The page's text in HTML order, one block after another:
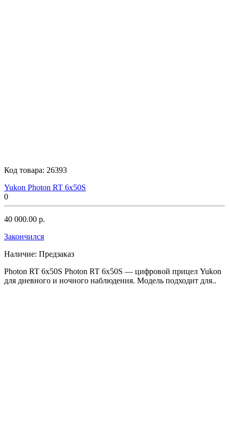
Код товара: 26393
Yukon Photon RT 6x50S
0
40 000.00 р.
Закончился
Наличие: Предзаказ
Photon RT 6x50S Photon RT 6x50S — цифровой прицел Yukon
для дневного и ночного наблюдения. Модель подходит для..